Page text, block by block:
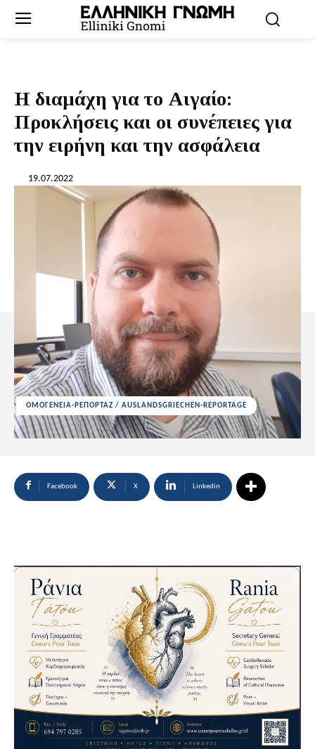
Η διαμάχη για το Αιγαίο:
Προκλήσεις και οι συνέπειες για
την ειρήνη και την ασφάλεια
19.07.2022
ΟΜΟΓΕΝΕΙΑ-ΡΕΠΟΡΤΑΖ / AUSLANDSGRIECHEN-REPORTAGE
Facebook X Linkedin